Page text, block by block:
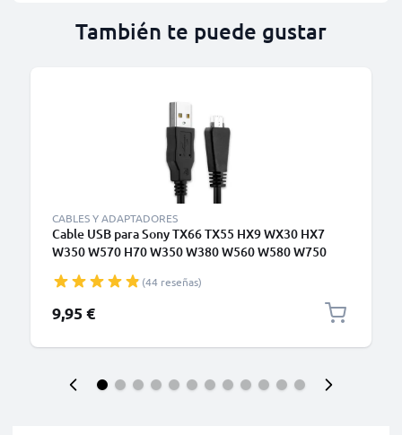
También te puede gustar
CABLES Y ADAPTADORES
Cable USB para Sony TX66 TX55 HX9 WX30 HX7
W350 W570 H70 W350 W380 W560 W580 W750
VMC-MD3 USB 2.0 de 1.5m 0.5A negro PVC
(44 reseñas)
9,95 €